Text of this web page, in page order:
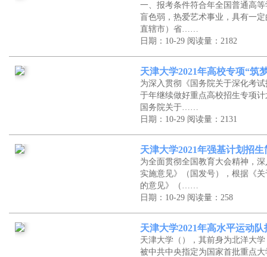
一、报考条件符合年全国普通高
盲色弱，热爱艺术事业，具有一
直辖市）省……
日期：10-29 阅读量：2182
天津大学2021年高校专项“筑
为深入贯彻《国务院关于深化考
于年继续做好重点高校招生专项
国务院关于……
日期：10-29 阅读量：2131
天津大学2021年强基计划招生
为全面贯彻全国教育大会精神，
实施意见》（国发号），根据《
的意见》（……
日期：10-29 阅读量：258
天津大学2021年高水平运动
天津大学（），其前身为北洋大
被中共中央指定为国家首批重点